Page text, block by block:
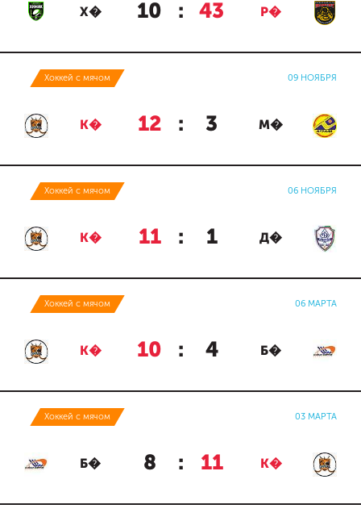
Х� 10 : 43 Р�
Хоккей с мячом 09 НОЯБРЯ
К� 12 : 3 М�
Хоккей с мячом 06 НОЯБРЯ
К� 11 : 1 Д�
Хоккей с мячом 06 МАРТА
К� 10 : 4 Б�
Хоккей с мячом 03 МАРТА
Б� 8 : 11 К�